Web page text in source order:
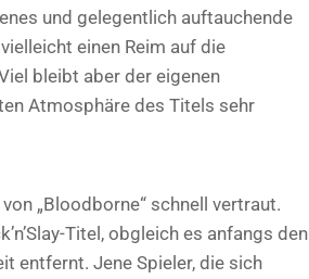
und gelegentlich auftauchende
einen Reim auf die
bleibt aber der eigenen
Atmosphäre des Titels sehr
„Bloodborne“ schnell vertraut.
Titel, obgleich es anfangs den
entfernt. Jene Spieler, die sich